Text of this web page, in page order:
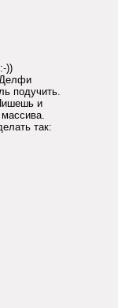
))
подучить.
и
так: